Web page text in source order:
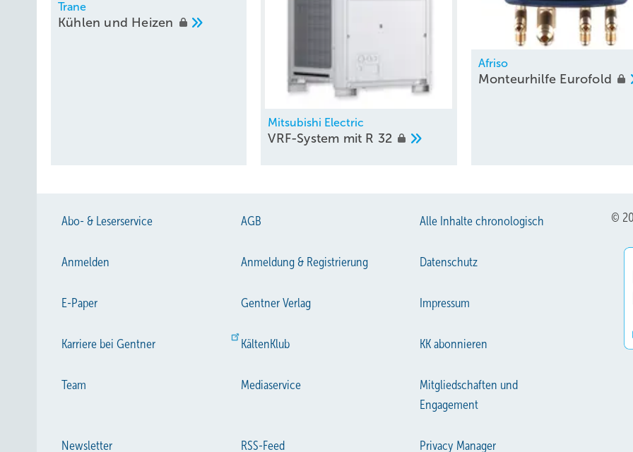
Trane
Kühlen und Heizen
Mitsubishi Electric
VRF-System mit R 32
Afriso
Monteurhilfe Eurofold
Abo- & Leserservice AGB Alle Inhalte chronologisch
Anmelden Anmeldung & Registrierung Datenschutz
E-Paper Gentner Verlag Impressum
Karriere bei Gentner KältenKlub KK abonnieren
Team Mediaservice
Mitgliedschaften und
Engagement
Newsletter RSS-Feed Privacy Manager
©